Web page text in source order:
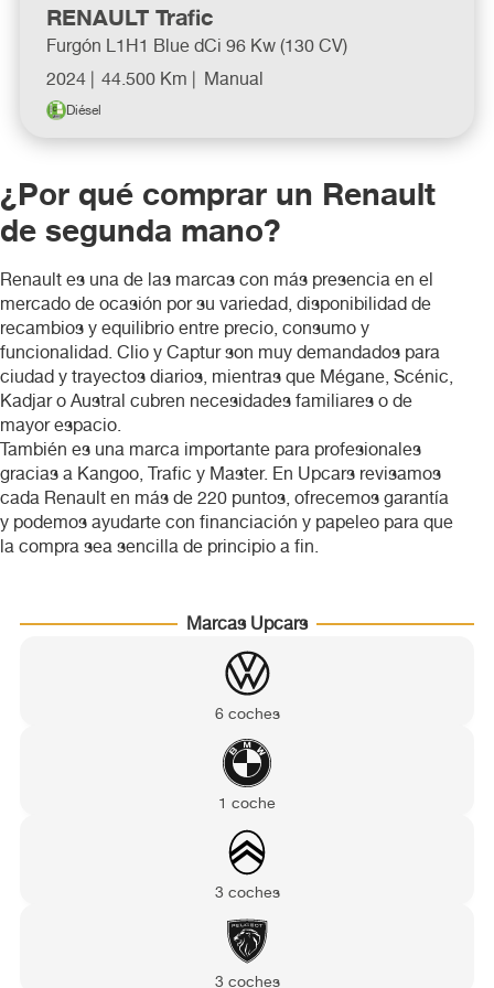
Nissan
Opel
santana
Seat
Skoda
Toyota
Volkswagen
RENAULT Trafic
Furgón L1H1 Blue dCi 96 Kw (130 CV)
2024 | 44.500 Km | Manual
Diésel
¿Por qué comprar un Renault
de segunda mano?
Renault es una de las marcas con más presencia en el
mercado de ocasión por su variedad, disponibilidad de
recambios y equilibrio entre precio, consumo y
funcionalidad. Clio y Captur son muy demandados para
ciudad y trayectos diarios, mientras que Mégane, Scénic,
Kadjar o Austral cubren necesidades familiares o de
mayor espacio.
También es una marca importante para profesionales
gracias a Kangoo, Trafic y Master. En Upcars revisamos
cada Renault en más de 220 puntos, ofrecemos garantía
y podemos ayudarte con financiación y papeleo para que
la compra sea sencilla de principio a fin.
Marcas Upcars
6 coches
1 coche
3 coches
3 coches